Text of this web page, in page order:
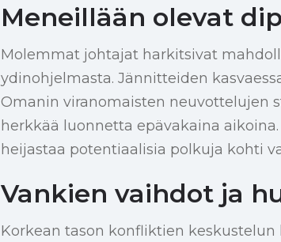
Meneillään olevat
Molemmat johtajat harkitsivat
ydinohjelmasta. Jännitteiden
Omanin viranomaisten neuvottelujen
herkkää luonnetta epävakaina
heijastaa potentiaalisia polkuja kohti
Vankien vaihdot ja
Korkean tason konfliktien